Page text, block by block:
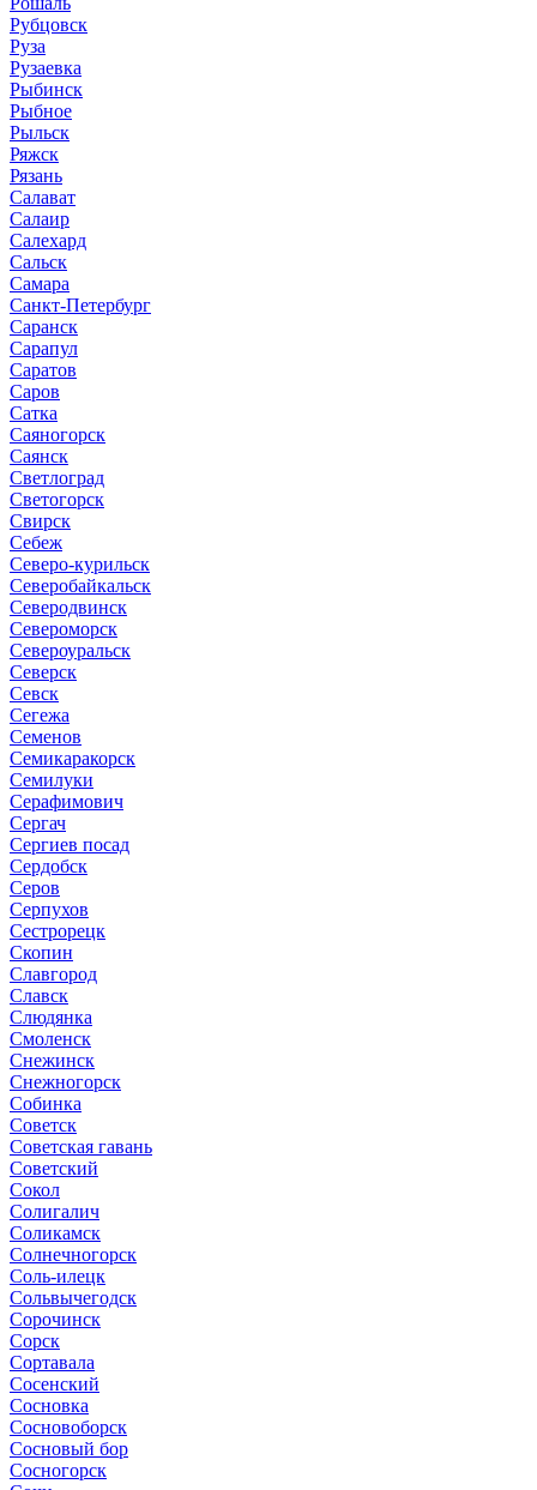
Рубцовск
Руза
Рузаевка
Рыбинск
Рыбное
Рыльск
Ряжск
Рязань
Салават
Салаир
Салехард
Сальск
Самара
Санкт-Петербург
Саранск
Сарапул
Саратов
Саров
Сатка
Саяногорск
Саянск
Светлоград
Светогорск
Свирск
Себеж
Северо-курильск
Северобайкальск
Северодвинск
Североморск
Североуральск
Северск
Севск
Сегежа
Семенов
Семикаракорск
Семилуки
Серафимович
Сергач
Сергиев посад
Сердобск
Серов
Серпухов
Сестрорецк
Скопин
Славгород
Славск
Слюдянка
Смоленск
Снежинск
Снежногорск
Собинка
Советск
Советская гавань
Советский
Сокол
Солигалич
Соликамск
Солнечногорск
Соль-илецк
Сольвычегодск
Сорочинск
Сорск
Сортавала
Сосенский
Сосновка
Сосновоборск
Сосновый бор
Сосногорск